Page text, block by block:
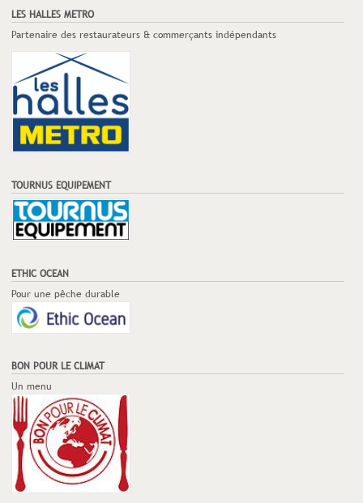
LES HALLES METRO
Partenaire des restaurateurs & commerçants indépendants
TOURNUS EQUIPEMENT
ETHIC OCEAN
Pour une pêche durable
BON POUR LE CLIMAT
Un menu